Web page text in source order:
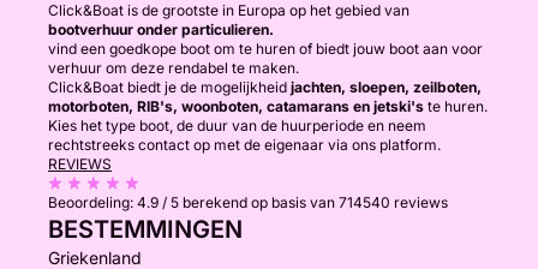
Click&Boat is de grootste in Europa op het gebied van
bootverhuur onder particulieren.
vind een goedkope boot om te huren of biedt jouw boot aan voor
verhuur om deze rendabel te maken.
Click&Boat biedt je de mogelijkheid jachten, sloepen, zeilboten,
motorboten, RIB's, woonboten, catamarans en jetski's te huren.
Kies het type boot, de duur van de huurperiode en neem
rechtstreeks contact op met de eigenaar via ons platform.
REVIEWS
Beoordeling: 4.9 / 5 berekend op basis van 714540 reviews
BESTEMMINGEN
Griekenland